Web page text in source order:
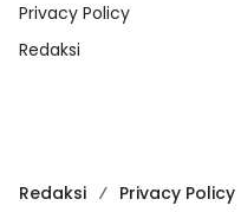
Privacy Policy
Redaksi
Redaksi Privacy Policy